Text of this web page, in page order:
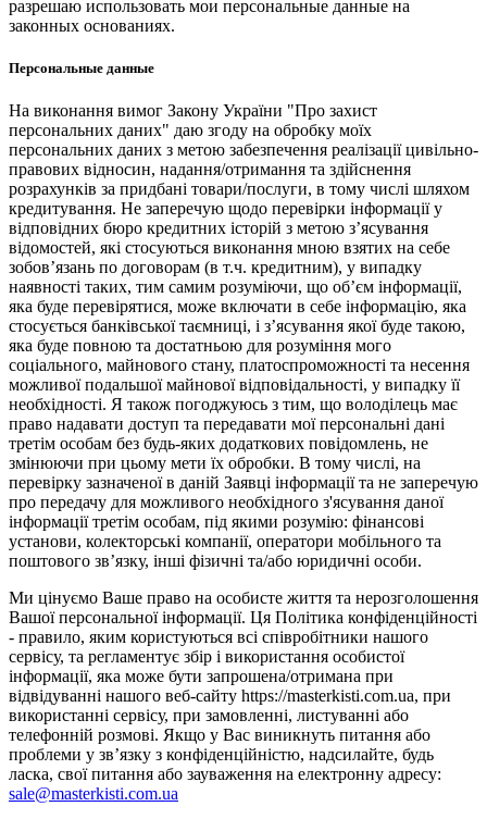
разрешаю использовать мои персональные данные на
законных основаниях.
Персональные данные
На виконання вимог Закону України "Про захист
персональних даних" даю згоду на обробку моїх
персональних даних з метою забезпечення реалізації цивільно-
правових відносин, надання/отримання та здійснення
розрахунків за придбані товари/послуги, в тому числі шляхом
кредитування. Не заперечую щодо перевірки інформації у
відповідних бюро кредитних історій з метою з’ясування
відомостей, які стосуються виконання мною взятих на себе
зобов’язань по договорам (в т.ч. кредитним), у випадку
наявності таких, тим самим розуміючи, що об’єм інформації,
яка буде перевірятися, може включати в себе інформацію, яка
стосується банківської таємниці, і з’ясування якої буде такою,
яка буде повною та достатньою для розуміння мого
соціального, майнового стану, платоспроможності та несення
можливої подальшої майнової відповідальності, у випадку її
необхідності. Я також погоджуюсь з тим, що володілець має
право надавати доступ та передавати мої персональні дані
третім особам без будь-яких додаткових повідомлень, не
змінюючи при цьому мети їх обробки. В тому числі, на
перевірку зазначеної в даній Заявці інформації та не заперечую
про передачу для можливого необхідного з'ясування даної
інформації третім особам, під якими розумію: фінансові
установи, колекторські компанії, оператори мобільного та
поштового зв’язку, інші фізичні та/або юридичні особи.
Ми цінуємо Ваше право на особисте життя та нерозголошення
Вашої персональної інформації. Ця Політика конфіденційності
- правило, яким користуються всі співробітники нашого
сервісу, та регламентує збір і використання особистої
інформації, яка може бути запрошена/отримана при
відвідуванні нашого веб-сайту https://masterkisti.com.ua, при
використанні сервісу, при замовленні, листуванні або
телефонній розмові. Якщо у Вас виникнуть питання або
проблеми у зв’язку з конфіденційністю, надсилайте, будь
ласка, свої питання або зауваження на електронну адресу:
sale@masterkisti.com.ua